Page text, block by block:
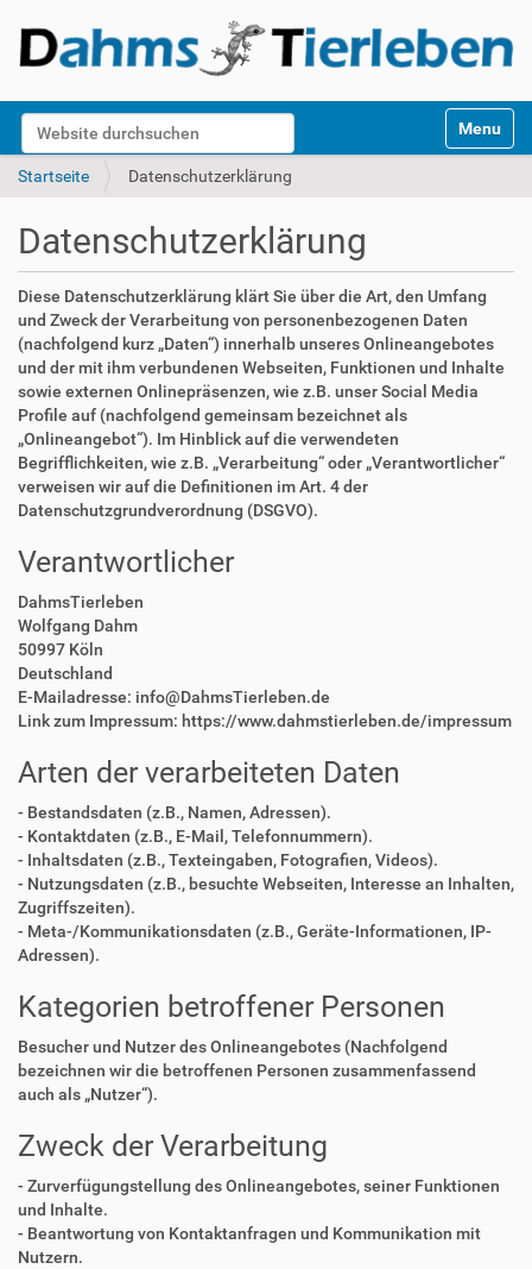
Website durchsuchen
k
Toggle
Startseite Datenschutzerklärung
Datenschutzerklärung
Diese Datenschutzerklärung klärt Sie über die Art, den Umfang
und Zweck der Verarbeitung von personenbezogenen Daten
(nachfolgend kurz „Daten“) innerhalb unseres Onlineangebotes
und der mit ihm verbundenen Webseiten, Funktionen und Inhalte
sowie externen Onlinepräsenzen, wie z.B. unser Social Media
Profile auf (nachfolgend gemeinsam bezeichnet als
„Onlineangebot“). Im Hinblick auf die verwendeten
Begrifflichkeiten, wie z.B. „Verarbeitung“ oder „Verantwortlicher“
verweisen wir auf die Definitionen im Art. 4 der
Datenschutzgrundverordnung (DSGVO).
Verantwortlicher
DahmsTierleben
Wolfgang Dahm
50997 Köln
Deutschland
E-Mailadresse: info@DahmsTierleben.de
Link zum Impressum: https://www.dahmstierleben.de/impressum
Arten der verarbeiteten Daten
- Bestandsdaten (z.B., Namen, Adressen).
- Kontaktdaten (z.B., E-Mail, Telefonnummern).
- Inhaltsdaten (z.B., Texteingaben, Fotografien, Videos).
- Nutzungsdaten (z.B., besuchte Webseiten, Interesse an Inhalten,
Zugriffszeiten).
- Meta-/Kommunikationsdaten (z.B., Geräte-Informationen, IP-
Adressen).
Kategorien betroffener Personen
Besucher und Nutzer des Onlineangebotes (Nachfolgend
bezeichnen wir die betroffenen Personen zusammenfassend
auch als „Nutzer“).
Zweck der Verarbeitung
- Zurverfügungstellung des Onlineangebotes, seiner Funktionen
und Inhalte.
- Beantwortung von Kontaktanfragen und Kommunikation mit
Nutzern.